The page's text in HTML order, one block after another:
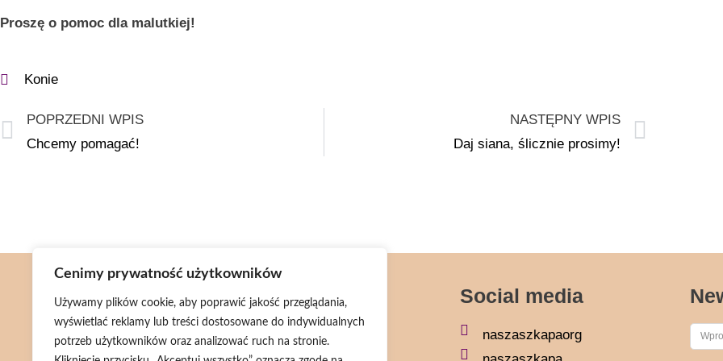
Cenimy prywatność użytkowników
Używamy plików cookie, aby poprawić jakość przeglądania,
wyświetlać reklamy lub treści dostosowane do indywidualnych
potrzeb użytkowników oraz analizować ruch na stronie.
Proszę o pomoc dla malutkiej!
Konie
POPRZEDNI WPIS
Chcemy pomagać!
NASTĘPNY WPIS
Daj siana, ślicznie prosimy!
Menu
Aktualności
Social media
naszaszkapaorg